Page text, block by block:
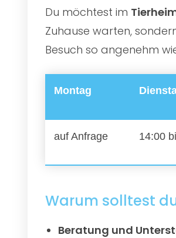
Du möchtest im
Zuhause warten,
Besuch so angenehm
Montag
auf Anfrage 14:00
Warum solltest
Beratung und